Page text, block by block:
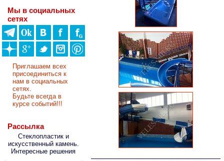
Мы в социальных
сетях
Приглашаем всех
присоединиться к
нам в социальных
сетях.
Будьте всегда в
курсе событий!!!
Рассылка
Стеклопластик и
искусственный камень.
Интересные решения